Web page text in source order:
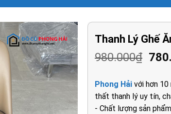
Thanh Lý Ghế
980.000₫ Giá
là:
Phong Hải với hơn
thất thanh lý uy tín,
- Chất lượng sản phẩm